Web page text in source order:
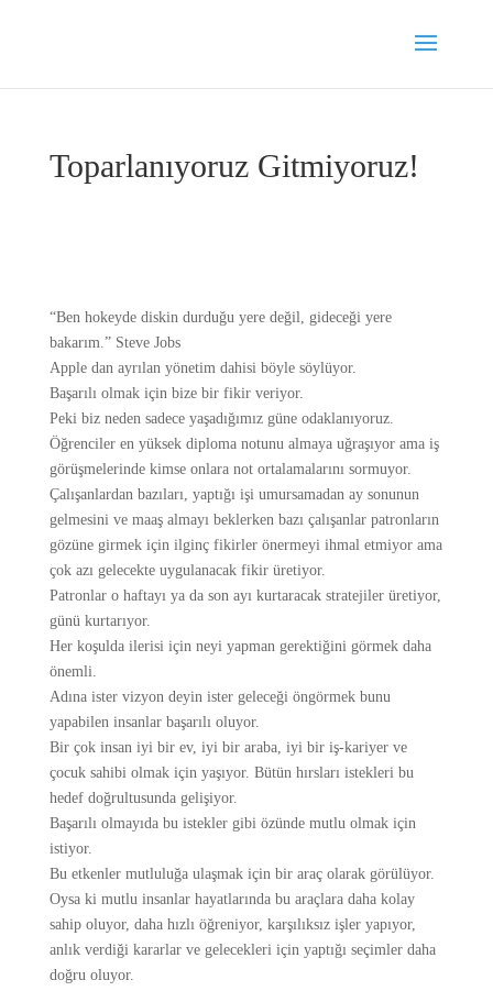
Toparlanıyoruz Gitmiyoruz!
“Ben hokeyde diskin durduğu yere değil, gideceği yere
bakarım.” Steve Jobs
Apple dan ayrılan yönetim dahisi böyle söylüyor.
Başarılı olmak için bize bir fikir veriyor.
Peki biz neden sadece yaşadığımız güne odaklanıyoruz.
Öğrenciler en yüksek diploma notunu almaya uğraşıyor ama iş
görüşmelerinde kimse onlara not ortalamalarını sormuyor.
Çalışanlardan bazıları, yaptığı işi umursamadan ay sonunun
gelmesini ve maaş almayı beklerken bazı çalışanlar patronların
gözüne girmek için ilginç fikirler önermeyi ihmal etmiyor ama
çok azı gelecekte uygulanacak fikir üretiyor.
Patronlar o haftayı ya da son ayı kurtaracak stratejiler üretiyor,
günü kurtarıyor.
Her koşulda ilerisi için neyi yapman gerektiğini görmek daha
önemli.
Adına ister vizyon deyin ister geleceği öngörmek bunu
yapabilen insanlar başarılı oluyor.
Bir çok insan iyi bir ev, iyi bir araba, iyi bir iş-kariyer ve
çocuk sahibi olmak için yaşıyor. Bütün hırsları istekleri bu
hedef doğrultusunda gelişiyor.
Başarılı olmayıda bu istekler gibi özünde mutlu olmak için
istiyor.
Bu etkenler mutluluğa ulaşmak için bir araç olarak görülüyor.
Oysa ki mutlu insanlar hayatlarında bu araçlara daha kolay
sahip oluyor, daha hızlı öğreniyor, karşılıksız işler yapıyor,
anlık verdiği kararlar ve gelecekleri için yaptığı seçimler daha
doğru oluyor.